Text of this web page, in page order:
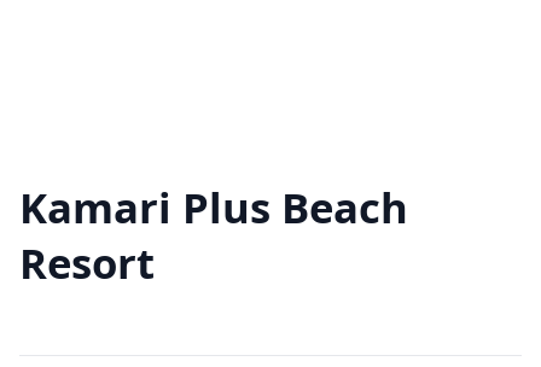
Kamari Plus Beach
Resort